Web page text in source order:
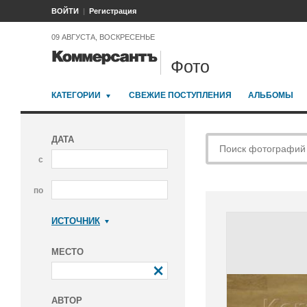
ВОЙТИ Регистрация
09 АВГУСТА, ВОСКРЕСЕНЬЕ
Фото
КАТЕГОРИИ СВЕЖИЕ ПОСТУПЛЕНИЯ АЛЬБОМЫ
ДАТА
с
по
ИСТОЧНИК
МЕСТО
АВТОР